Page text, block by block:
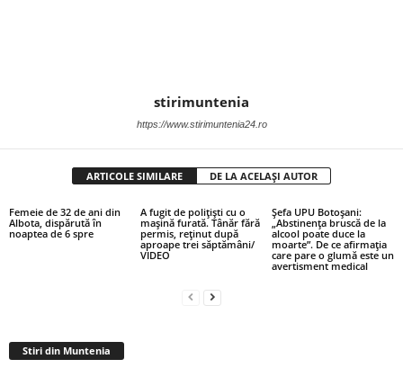
stirimuntenia
https://www.stirimuntenia24.ro
ARTICOLE SIMILARE DE LA ACELAȘI AUTOR
Femeie de 32 de ani din
Albota, dispărută în
noaptea de 6 spre
A fugit de polițiști cu o
mașină furată. Tânăr fără
permis, reținut după
aproape trei săptămâni/
VIDEO
Șefa UPU Botoșani:
„Abstinența bruscă de la
alcool poate duce la
moarte”. De ce afirmația
care pare o glumă este un
avertisment medical
Stiri din Muntenia